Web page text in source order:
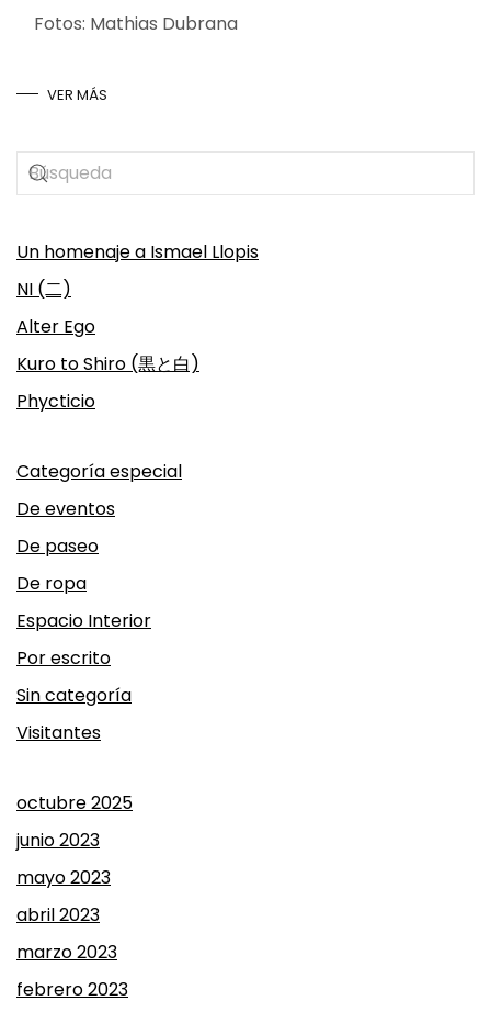
Fotos: Mathias Dubrana
VER MÁS
Un homenaje a Ismael Llopis
NI (二)
Alter Ego
Kuro to Shiro (黒と白)
Phycticio
Categoría especial
De eventos
De paseo
De ropa
Espacio Interior
Por escrito
Sin categoría
Visitantes
octubre 2025
junio 2023
mayo 2023
abril 2023
marzo 2023
febrero 2023